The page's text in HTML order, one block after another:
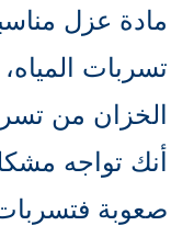
مادة عزل
تسربات
الخزان من
أنك تواجه
صعوبة فتسربات